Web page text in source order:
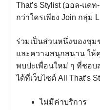
That’s Stylist (ออล-แด
กว่าใครเพียง Join กลุ่ม
ร่วมเป็นส่วนหนึ่งของชุม
และความสนุกสนาน ใ
พบปะเพื่อนใหม่ ๆ ที่ชอบ
ได้ที่เว็บไซต์ All That’s
ไม่มีค่าบริการ